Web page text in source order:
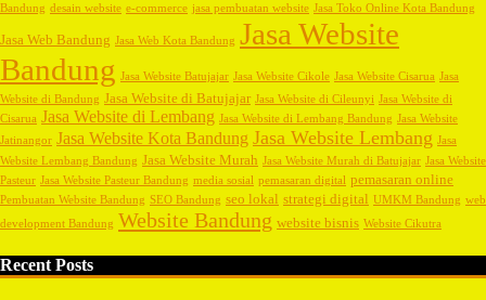
Bandung desain website e-commerce jasa pembuatan website Jasa Toko Online Kota Bandung
Jasa Web Bandung Jasa Web Kota Bandung Jasa Website
Bandung Jasa Website Batujajar Jasa Website Cikole Jasa Website Cisarua Jasa
Website di Bandung Jasa Website di Batujajar Jasa Website di Cileunyi Jasa Website di
Cisarua Jasa Website di Lembang Jasa Website di Lembang Bandung Jasa Website
Jatinangor Jasa Website Kota Bandung Jasa Website Lembang Jasa
Website Lembang Bandung Jasa Website Murah Jasa Website Murah di Batujajar Jasa Website
Pasteur Jasa Website Pasteur Bandung media sosial pemasaran digital pemasaran online
Pembuatan Website Bandung SEO Bandung seo lokal strategi digital UMKM Bandung web
development Bandung Website Bandung website bisnis Website Cikutra
Recent Posts